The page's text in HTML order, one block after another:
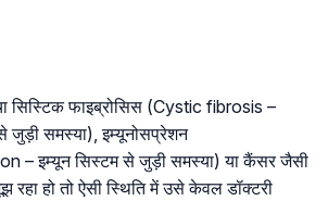
सिस्टिक फाइब्रोसिस (Cystic fibrosis –
समस्या), इम्यूनोसप्रेशन
– इम्यून सिस्टम से जुड़ी समस्या) या कैंसर जैसी
रहा हो तो ऐसी स्थिति में उसे केवल डॉक्टरी